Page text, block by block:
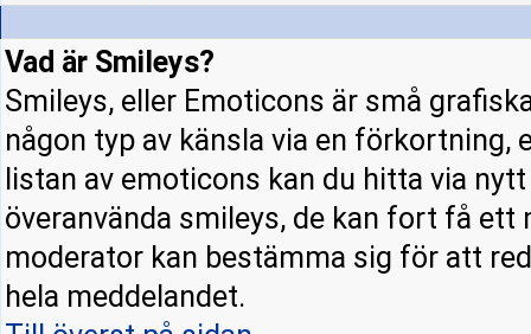
Vad är Smileys?
Smileys, eller Emoticons är små
någon typ av känsla via en förkortning,
listan av emoticons kan du hitta via
överanvända smileys, de kan fort få
moderator kan bestämma sig för att
hela meddelandet.